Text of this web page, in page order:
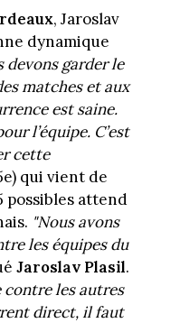
, Jaroslav
dynamique
devons garder le
matches et aux
est saine.
l’équipe. C’est
cette
qui vient de
possibles attend
"Nous avons
les équipes du
Jaroslav Plasil.
les autres
direct, il faut